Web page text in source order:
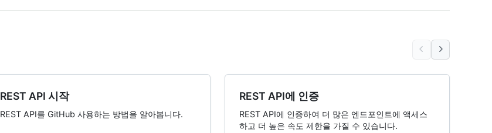
REST API 시작
REST API를 GitHub 사용하는 방법을 알아봅니다.
REST API에 인증
REST API에 인증하여 더 많은 엔드포인트에 액세스
하고 더 높은 속도 제한을 가질 수 있습니다.